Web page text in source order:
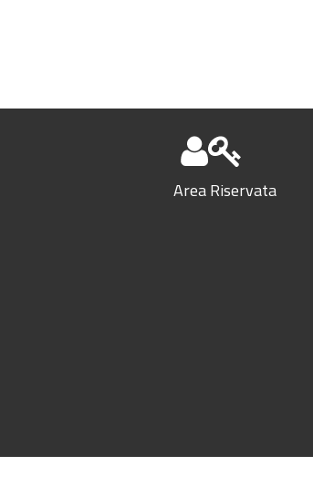
Area Riservata